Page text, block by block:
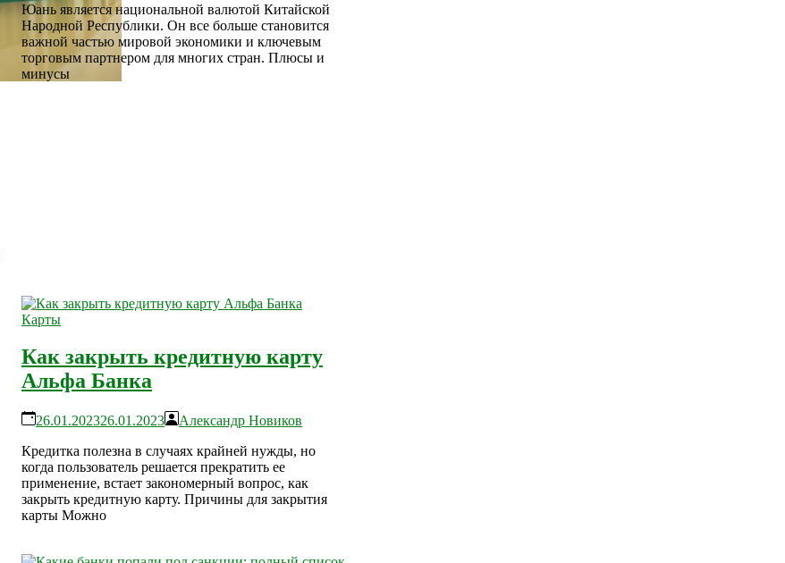
Юань является национальной валютой Китайской
Народной Республики. Он все больше становится
важной частью мировой экономики и ключевым
торговым партнером для многих стран. Плюсы и
минусы
Карты
Как закрыть кредитную карту
Альфа Банка
26.01.202326.01.2023
Александр Новиков
Кредитка полезна в случаях крайней нужды, но
когда пользователь решается прекратить ее
применение, встает закономерный вопрос, как
закрыть кредитную карту. Причины для закрытия
карты Можно